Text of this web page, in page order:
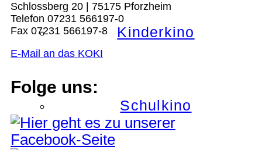
Kinderkino
Schulkino
Schlossberg 20 | 75175 Pforzheim
Telefon 07231 566197-0
Fax 07231 566197-8
E-Mail an das KOKI
Folge uns: